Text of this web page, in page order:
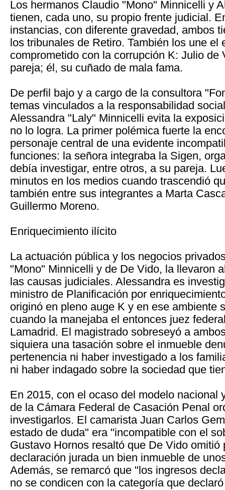
Los hermanos Claudio "Mono" Minnicelli y
tienen, cada uno, su propio frente judicial.
instancias, con diferente gravedad, ambos
los tribunales de Retiro. También los une el
comprometido con la corrupción K: Julio de
pareja; él, su cuñado de mala fama.
De perfil bajo y a cargo de la consultora
temas vinculados a la responsabilidad
Alessandra "Laly" Minnicelli evita la
no lo logra. La primer polémica fuerte la
personaje central de una evidente
funciones: la señora integraba la Sigen,
debía investigar, entre otros, a su pareja.
minutos en los medios cuando trascendió
también entre sus integrantes a Marta
Guillermo Moreno.
Enriquecimiento ilícito
La actuación pública y los negocios
"Mono" Minnicelli y de De Vido, la llevaron
las causas judiciales. Alessandra es
ministro de Planificación por
originó en pleno auge K y en ese ambiente
cuando la manejaba el entonces juez
Lamadrid. El magistrado sobreseyó a
siquiera una tasación sobre el inmueble
pertenencia ni haber investigado a los
ni haber indagado sobre la sociedad que
En 2015, con el ocaso del modelo nacional
de la Cámara Federal de Casación Penal
investigarlos. El camarista Juan Carlos
estado de duda" era "incompatible con el
Gustavo Hornos resaltó que De Vido omitió
declaración jurada un bien inmueble de
Además, se remarcó que "los ingresos
no se condicen con la categoría que